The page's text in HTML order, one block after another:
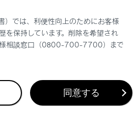
ージ
Park
ドコントロール）
）では、利便性向上のためにお客様
を保持しています。削除を希望され
様相談窓口（0800-700-7700）まで
同意する